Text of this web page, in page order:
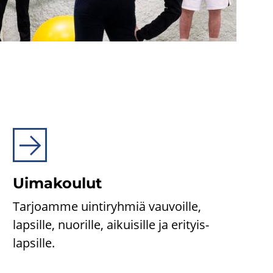
Ui­ma­kou­lut
Tar­joam­me uin­ti­ryh­miä vau­voil­le,
lap­sil­le, nuo­ril­le, ai­kui­sil­le ja eri­tyis­
lap­sil­le.